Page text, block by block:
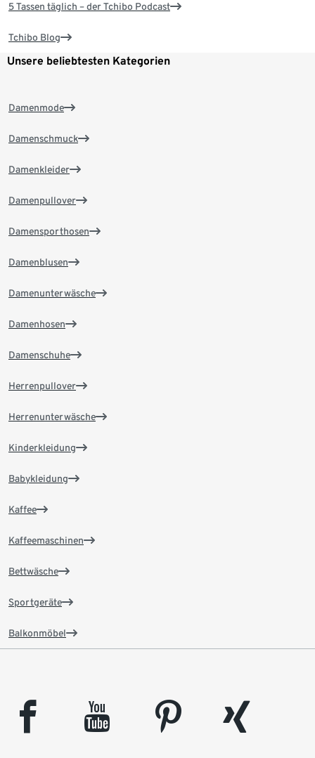
5 Tassen täglich – der Tchibo Podcast
Tchibo Blog
Unsere beliebtesten Kategorien
Damenmode
Damenschmuck
Damenkleider
Damenpullover
Damensporthosen
Damenblusen
Damenunterwäsche
Damenhosen
Damenschuhe
Herrenpullover
Herrenunterwäsche
Kinderkleidung
Babykleidung
Kaffee
Kaffeemaschinen
Bettwäsche
Sportgeräte
Balkonmöbel
facebook youtube pinterest
xing